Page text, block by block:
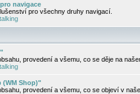
navigace
pro všechny druhy navigací.
provedení a všemu, co se děje na
(WM Shop)"
provedení a všemu, co se objeví v